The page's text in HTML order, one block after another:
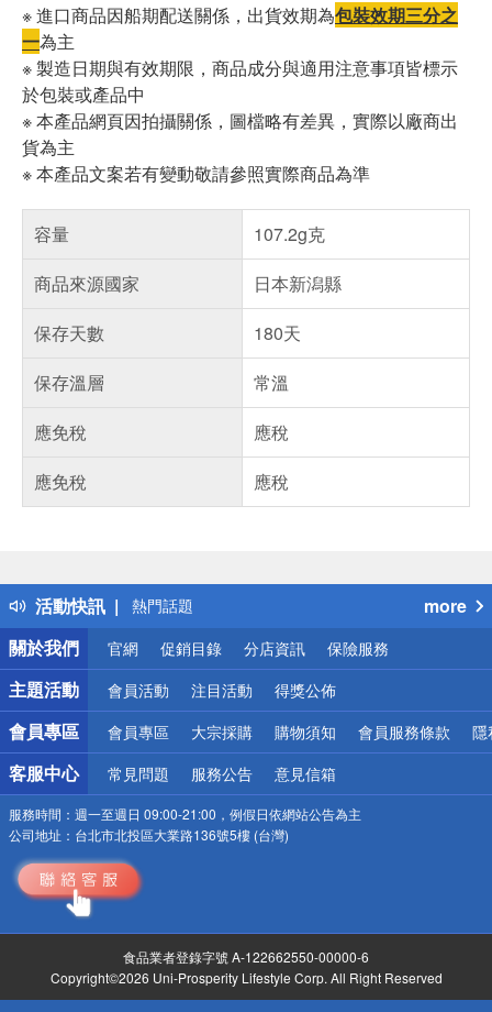
※ 進口商品因船期配送關係，出貨效期為包裝效期三分之
一為主
※ 製造日期與有效期限，商品成分與適用注意事項皆標示
於包裝或產品中
※ 本產品網頁因拍攝關係，圖檔略有差異，實際以廠商出
貨為主
※ 本產品文案若有變動敬請參照實際商品為準
容量
107.2g克
商品來源國家
日本新潟縣
保存天數
180天
保存溫層
常溫
應免稅
應稅
應免稅
應稅
活動快訊
得獎公告
熱門話題
銀行優惠
偏遠地區配送
詐騙網頁！請小心！
more
關於我們
官網 促銷目錄 分店資訊 保險服務
主題活動 會員活動 注目活動 得獎公佈
會員專區 會員專區 大宗採購 購物須知 會員服務條款 隱
客服中心 常見問題 服務公告 意見信箱
服務時間： 週一至週日 09:00-21:00，例假日依網站公告為主
公司地址： 台北市北投區大業路136號5樓 (台灣)
食品業者登錄字號 A-122662550-00000-6
Copyright©2026 Uni-Prosperity Lifestyle Corp. All Right Reserved